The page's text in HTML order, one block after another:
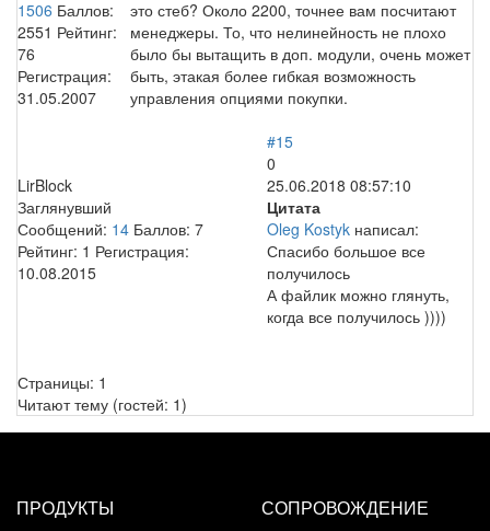
1506 Баллов:
2551 Рейтинг:
76
Регистрация:
31.05.2007
это стеб? Около 2200, точнее вам посчитают
менеджеры. То, что нелинейность не плохо
было бы вытащить в доп. модули, очень может
быть, этакая более гибкая возможность
управления опциями покупки.
LirBlock
Заглянувший
Сообщений: 14 Баллов: 7
Рейтинг: 1 Регистрация:
10.08.2015
#15
0
25.06.2018 08:57:10
Цитата
Oleg Kostyk написал:
Спасибо большое все
получилось
А файлик можно глянуть,
когда все получилось ))))
Страницы: 1
Читают тему (гостей: 1)
ПРОДУКТЫ СОПРОВОЖДЕНИЕ